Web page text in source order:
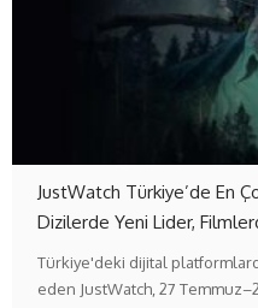
JustWatch Türkiye’de En
Dizilerde Yeni Lider,
Türkiye'deki dijital
eden JustWatch, 27